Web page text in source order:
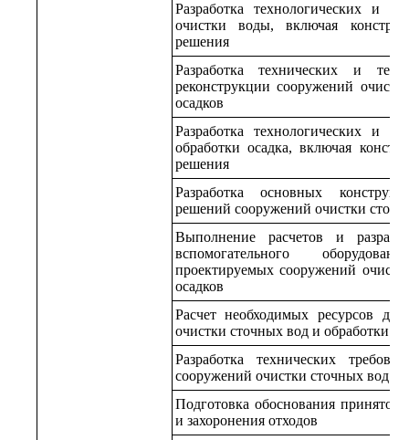
Разработка технологических и
очистки воды, включая
решения
Разработка технических и
реконструкции сооружений
осадков
Разработка технологических и
обработки осадка, включая
решения
Разработка основных
решений сооружений очистки
Выполнение расчетов и
вспомогательного
проектируемых сооружений
осадков
Расчет необходимых ресурсов для
очистки сточных вод и обработки
Разработка технических
сооружений очистки сточных вод и
Подготовка обоснования
и захоронения отходов